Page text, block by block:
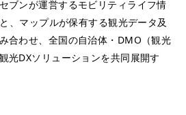
ブンが運営するモビリティライフ情
と、マップルが保有する観光データ及
合わせ、全国の自治体・DMO（観光
光DXソリューションを共同展開す